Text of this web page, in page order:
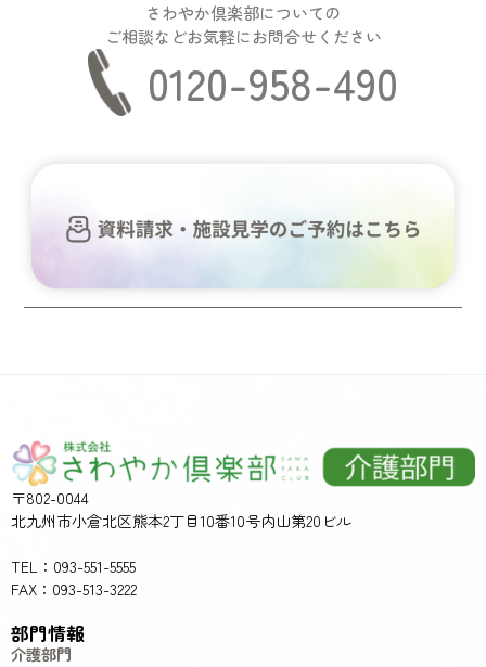
さわやか倶楽部についての
ご相談などお気軽にお問合せください
0120-958-490
〒802-0044
北九州市小倉北区熊本2丁目10番10号内山第20ビル
TEL：093-551-5555
FAX：093-513-3222
部門情報
介護部門